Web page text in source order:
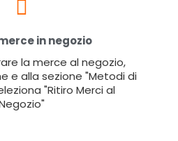
in negozio
la merce al negozio,
e alla sezione "Metodi di
"Ritiro Merci al